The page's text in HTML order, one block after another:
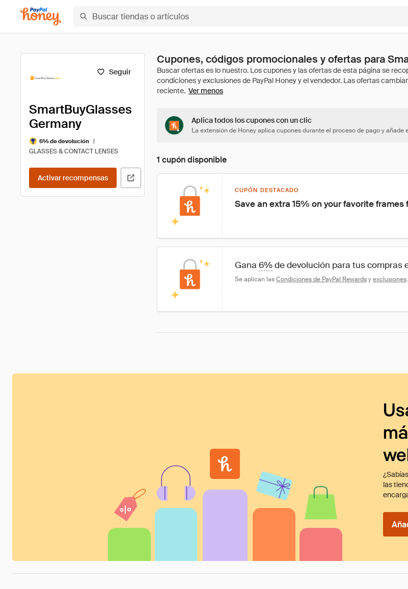
Seguir
SmartBuyGlasses
Germany
6% de devolución
|
GLASSES & CONTACT LENSES
Activar recompensas
Cupones, códigos promocionales y ofertas para
Ver menos
Aplica todos los cupones con un clic
La extensión de Honey aplica cupones durante el proceso de pago y añade
1 cupón disponible
CUPÓN DESTACADO
Save an extra 15% on your favorite
Gana 6% de devolución para tus compras
Se aplican las Condiciones de PayPal Rewards y exclusiones.
las